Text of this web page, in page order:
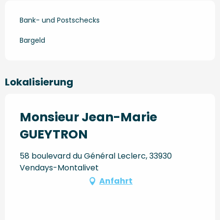
Bank- und Postschecks
Bargeld
Lokalisierung
Monsieur Jean-Marie
GUEYTRON
58 boulevard du Général Leclerc, 33930
Vendays-Montalivet
Anfahrt